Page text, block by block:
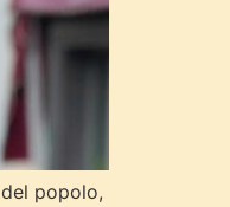
popolo,